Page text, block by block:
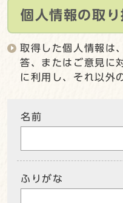
個人情報の取
取得した個人情報は
答、またはご意見に
に利用し、それ以外
名前
ふりがな